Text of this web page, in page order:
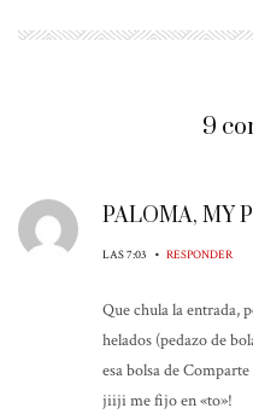
9
PALOMA, MY
LAS 7:03 • RESPONDER
Que chula la entrada,
helados (pedazo de
esa bolsa de
jiiji me fijo en «to»!